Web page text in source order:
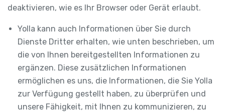
deaktivieren, wie es Ihr Browser oder Gerät erlaubt.
Yolla kann auch Informationen über Sie durch
Dienste Dritter erhalten, wie unten beschrieben, um
die von Ihnen bereitgestellten Informationen zu
ergänzen. Diese zusätzlichen Informationen
ermöglichen es uns, die Informationen, die Sie Yolla
zur Verfügung gestellt haben, zu überprüfen und
unsere Fähigkeit, mit Ihnen zu kommunizieren, zu